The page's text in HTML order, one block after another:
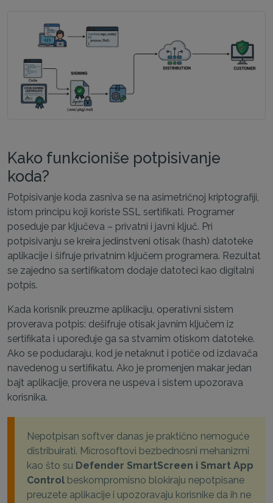
Kako funkcioniše potpisivanje
koda?
Potpisivanje koda zasniva se na asimetričnoj kriptografiji,
istom principu koji koriste SSL sertifikati. Programer
poseduje par ključeva – privatni i javni ključ. Pri
potpisivanju se kreira jedinstveni otisak (hash) datoteke
aplikacije i šifruje privatnim ključem programera. Rezultat
se zajedno sa sertifikatom dodaje datoteci kao digitalni
potpis.
Kada korisnik preuzme aplikaciju, operativni sistem
proverava potpis: dešifruje otisak javnim ključem iz
sertifikata i upoređuje ga sa stvarnim otiskom datoteke.
Ako se podudaraju, kod je netaknut i potiče od izdavača
navedenog u sertifikatu. Ako je promenjen makar jedan
bajt aplikacije, provera ne uspeva i sistem upozorava
korisnika.
Nepotpisan softver danas je praktično nemoguće
distribuirati. Microsoftovi bezbednosni mehanizmi
kao što su Defender SmartScreen i Smart App
Control beskompromisno blokiraju nepotpisane
preuzete aplikacije i upozoravaju korisnike da ih ne